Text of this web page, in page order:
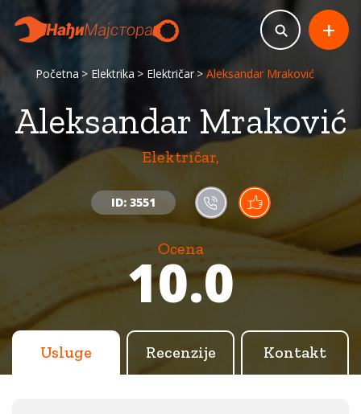
Početna Elektrika Električar Aleksandar Mraković
Aleksandar Mraković
Električar,
ID: 3551
Ocena
10.0
+
Usluge Recenzije Kontakt